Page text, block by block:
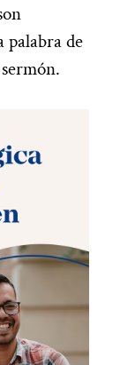
palabra de